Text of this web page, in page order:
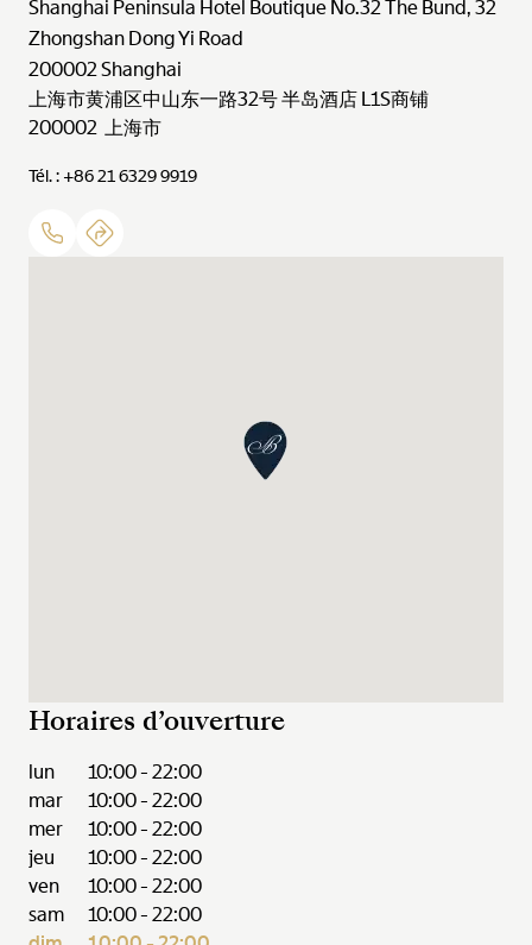
Shanghai Peninsula Hotel Boutique No.32 The Bund, 32
Zhongshan Dong Yi Road
200002Shanghai
上海市黄浦区中山东一路32号 半岛酒店 L1S商铺
200002 上海市
Tél. : +86 21 6329 9919
Horaires d’ouverture
lun
10:00 - 22:00
mar
10:00 - 22:00
mer
10:00 - 22:00
jeu
10:00 - 22:00
ven
10:00 - 22:00
sam
10:00 - 22:00